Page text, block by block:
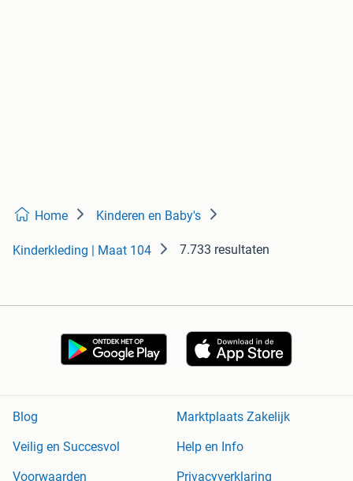
Home Kinderen en Baby's
Kinderkleding | Maat 104 7.733 resultaten
Blog
Marktplaats Zakelijk
Veilig en Succesvol
Help en Info
Voorwaarden
Privacyverklaring